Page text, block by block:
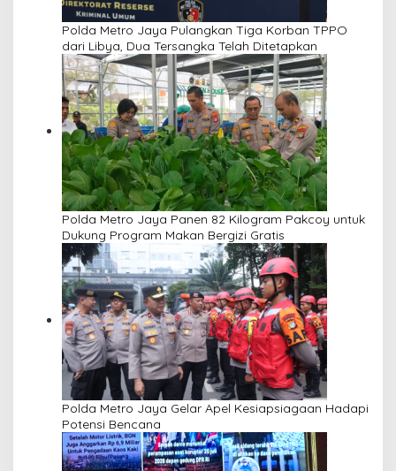
Polda Metro Jaya Pulangkan Tiga Korban TPPO
dari Libya, Dua Tersangka Telah Ditetapkan
Polda Metro Jaya Panen 82 Kilogram Pakcoy untuk
Dukung Program Makan Bergizi Gratis
Polda Metro Jaya Gelar Apel Kesiapsiagaan Hadapi
Potensi Bencana